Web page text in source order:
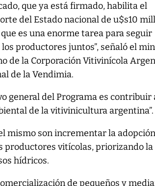
que ya está firmado, habilita el
del Estado nacional de u$s10
es una enorme tarea para seguir
productores juntos”, señaló el
de la Corporación Vitivinícola
de la Vendimia.
general del Programa es contribuir
de la vitivinicultura argentina”.
mismo son incrementar la
productores vitícolas, priorizando la
hídricos.
de pequeños y